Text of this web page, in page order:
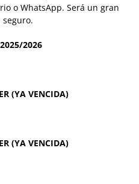
o WhatsApp. Será un gran
2026
(YA VENCIDA)
(YA VENCIDA)